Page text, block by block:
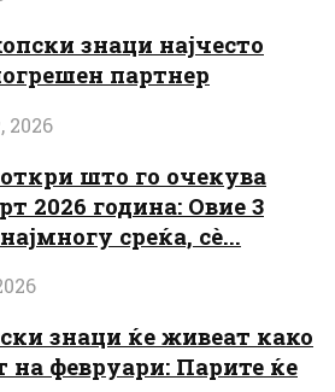
знаци најчесто
партнер
2026
што го очекува
2026 година: Овие 3
среќа, сè...
знаци ќе живеат како
на февруари: Парите ќе